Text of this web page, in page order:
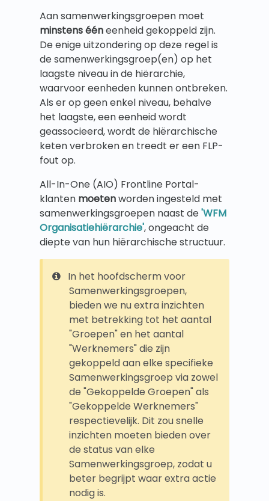
Aan samenwerkingsgroepen moet
minstens ééneenheid gekoppeld zijn.
De enige uitzondering op deze regel is
de samenwerkingsgroep(en) op het
laagste niveau in de hiërarchie,
waarvoor eenheden kunnen ontbreken.
Als er op geen enkel niveau, behalve
het laagste, een eenheid wordt
geassocieerd, wordt de hiërarchische
keten verbroken en treedt er een FLP-
fout op.
All-In-One (AIO) Frontline Portal-
klanten moetenworden ingesteld met
samenwerkingsgroepen naast de'WFM
Organisatiehiërarchie', ongeacht de
diepte van hun hiërarchische structuur.
In het hoofdscherm voor
Samenwerkingsgroepen,
bieden we nu extra inzichten
met betrekking tot het aantal
"Groepen" en het aantal
"Werknemers" die zijn
gekoppeld aan elke specifieke
Samenwerkingsgroep via zowel
de "Gekoppelde Groepen" als
"Gekoppelde Werknemers"
respectievelijk. Dit zou snelle
inzichten moeten bieden over
de status van elke
Samenwerkingsgroep, zodat u
beter begrijpt waar extra actie
nodig is.